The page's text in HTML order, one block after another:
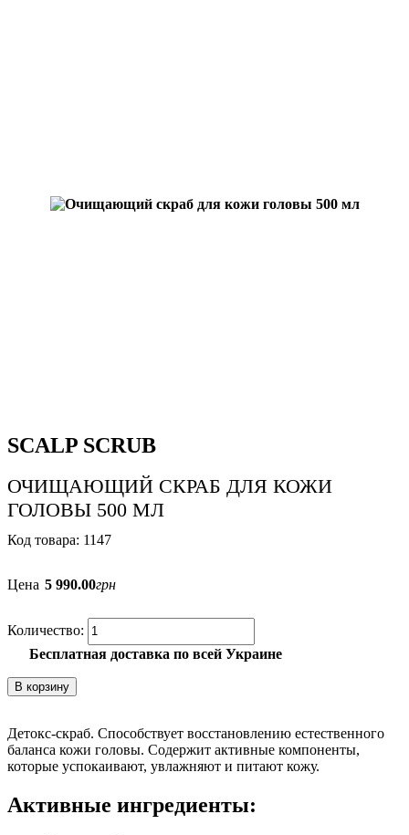
SCALP SCRUB
ОЧИЩАЮЩИЙ СКРАБ ДЛЯ КОЖИ
ГОЛОВЫ 500 МЛ
1147
Цена 5 990.00грн
Бесплатная доставка по всей Украине
В корзину
Детокс-скраб. Способствует восстановлению естественного
баланса кожи головы. Содержит активные компоненты,
которые успокаивают, увлажняют и питают кожу.
Активные ингредиенты: